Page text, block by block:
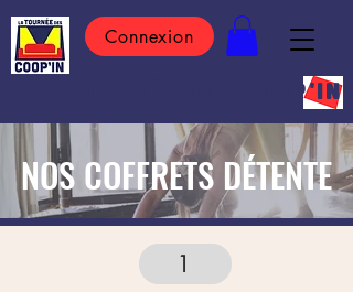
COOP'IN
Connexion
NOS COFFRETS DÉTENTE
1